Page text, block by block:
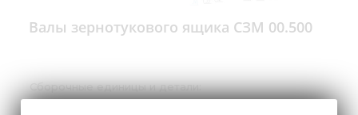
Валы зернотукового ящика СЗМ 00.500
Сборочные единицы и детали: